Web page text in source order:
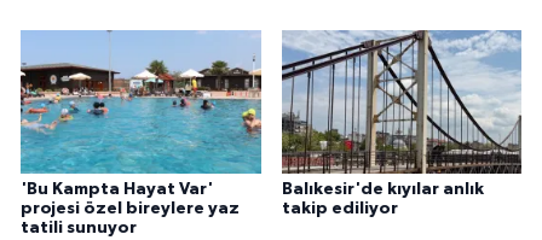
'Bu Kampta Hayat Var'
projesi özel bireylere yaz
tatili sunuyor
Balıkesir'de kıyılar anlık
takip ediliyor